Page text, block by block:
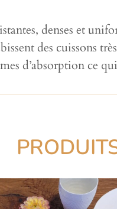
denses et
des cuissons
d’absorption ce